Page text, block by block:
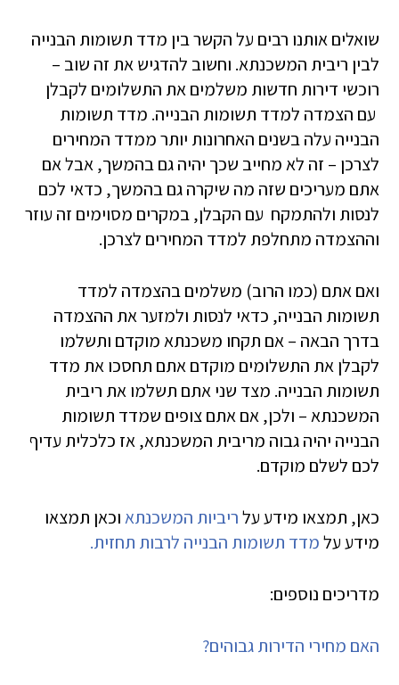
שואלים אותנו רבים על הקשר בין מדד תשומות הבנייה
לבין ריבית המשכנתא. וחשוב להדגיש את זה שוב –
רוכשי דירות חדשות משלמים את התשלומים לקבלן
עם הצמדה למדד תשומות הבנייה. מדד תשומות
הבנייה עלה בשנים האחרונות יותר ממדד המחירים
לצרכן – זה לא מחייב שכך יהיה גם בהמשך, אבל אם
אתם מעריכים שזה מה שיקרה גם בהמשך, כדאי לכם
לנסות ולהתמקח עם הקבלן, במקרים מסוימים זה עוזר
וההצמדה מתחלפת למדד המחירים לצרכן.
ואם אתם (כמו הרוב) משלמים בהצמדה למדד
תשומות הבנייה, כדאי לנסות ולמזער את ההצמדה
בדרך הבאה – אם תקחו משכנתא מוקדם ותשלמו
לקבלן את התשלומים מוקדם אתם תחסכו את מדד
תשומות הבנייה. מצד שני אתם תשלמו את ריבית
המשכנתא – ולכן, אם אתם צופים שמדד תשומות
הבנייה יהיה גבוה מריבית המשכנתא, אז כלכלית עדיף
לכם לשלם מוקדם.
כאן, תמצאו מידע עלריביות המשכנתאוכאן תמצאו
מידע עלמדד תשומות הבנייה לרבות תחזית.
מדריכים נוספים:
האם מחירי הדירות גבוהים?